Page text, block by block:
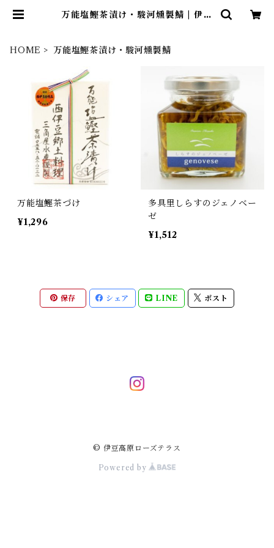
万能塩鰹茶漬け・駿河燻製鯖 | 伊豆
HOME 万能塩鰹茶漬け・駿河燻製鯖
万能塩鰹茶づけ
¥1,296
多具里しらすのジェノベー
ゼ
¥1,512
保存 シェア LINE ポスト
© 伊豆高原ローズテラス
Powered by